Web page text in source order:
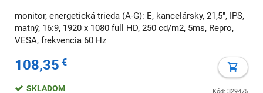
monitor, energetická trieda (A-G): E, kancelársky, 21,5", IPS,
matný, 16:9, 1920 x 1080 full HD, 250 cd/m2, 5ms, Repro,
VESA, frekvencia 60 Hz
108,35 €
SKLADOM